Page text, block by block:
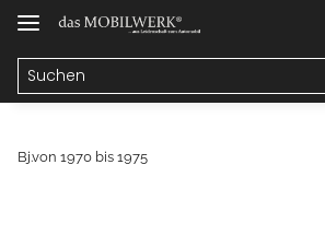
Bj.von 1970 bis 1975